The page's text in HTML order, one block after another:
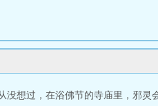
没想过，在浴佛节的寺庙里，邪灵